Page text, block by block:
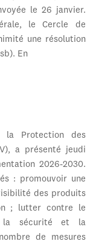
le 26 janvier.
le Cercle de
une résolution
En
la Protection des
a présenté jeudi
2026-2030.
: promouvoir une
des produits
; lutter contre le
la sécurité et la
de mesures